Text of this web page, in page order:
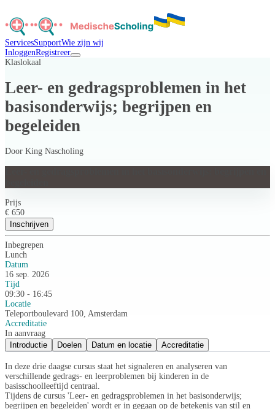
ServicesSupportWie zijn wij
InloggenRegistreer
Klaslokaal
Leer- en gedragsproblemen in het
basisonderwijs; begrijpen en
begeleiden
Door King Nascholing
Prijs
€ 650
Inschrijven
Inbegrepen
Lunch
Datum
16 sep. 2026
Tijd
09:30 - 16:45
Locatie
Teleportboulevard 100, Amsterdam
Accreditatie
In aanvraag
Introductie
Doelen Datum en locatie Accreditatie
In deze drie daagse cursus staat het signaleren en analyseren van
verschillende gedrags- en leerproblemen bij kinderen in de
basisschoolleeftijd centraal.
Tijdens de cursus 'Leer- en gedragsproblemen in het basisonderwijs;
begrijpen en begeleiden' wordt er in gegaan op de betekenis van stil en